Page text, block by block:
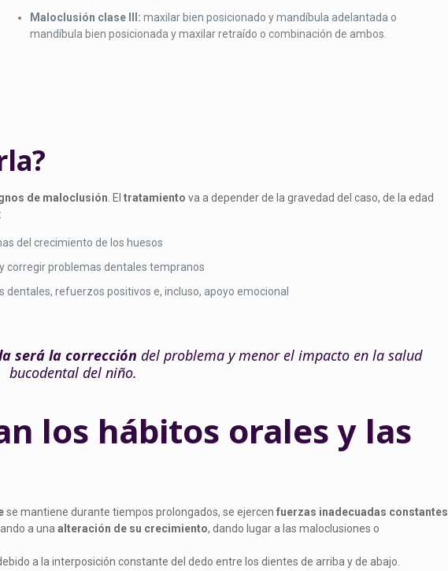
Maloclusión clase III: maxilar bien posicionado y mandíbula adelantada o
mandíbula bien posicionada y maxilar retraído o combinación de ambos.
de maloclusión . Eltratamientova a depender de la gravedad del caso, de la edad
del crecimiento de los huesos
corregir problemas dentales tempranos
dentales, refuerzos positivos e, incluso, apoyo emocional
será la corrección del problema y menor el impacto en la salud
bucodental del niño.
los hábitos orales y las
se mantiene durante tiempos prolongados, se ejercenfuerzas inadecuadas constantes
a unaalteración de su crecimiento, dando lugar a las maloclusiones o
a la interposición constante del dedo entre los dientes de arriba y de abajo.